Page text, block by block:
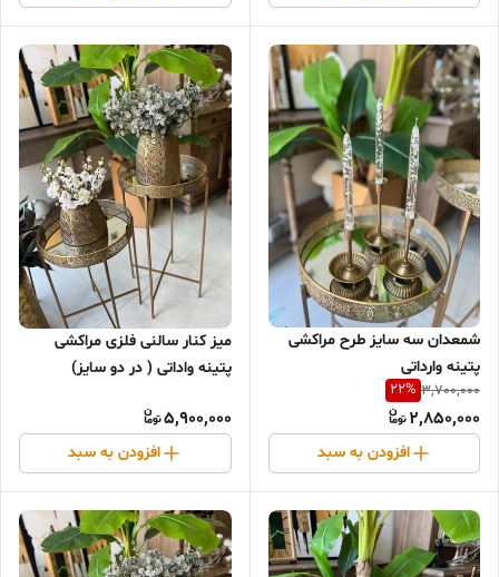
شمعدان سه سایز طرح مراکشی
پتینه وارداتی
3,700,000
22%
2,850,000
افزودن به سبد
میز کنار سالنی فلزی مراکشی
پتینه واداتی ( در دو سایز)
5,900,000
افزودن به سبد